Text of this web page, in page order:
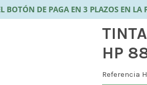
BOTÓN DE PAGA EN 3 PLAZOS EN
HP
Referencia